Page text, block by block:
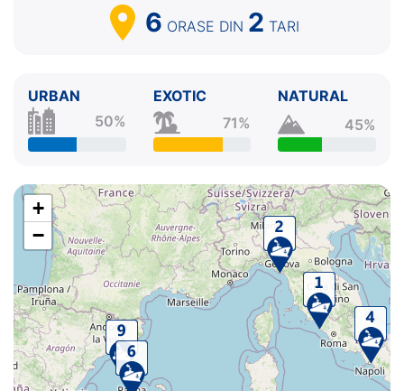
6 ORASE DIN 2 TARI
URBAN
50%
EXOTIC
71%
NATURAL
45%
+
−